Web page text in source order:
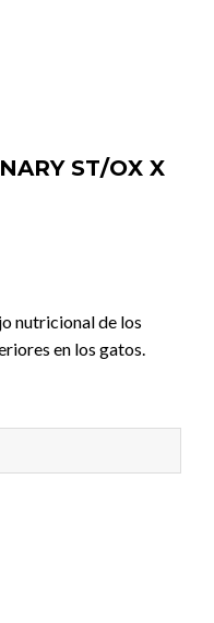
ST/OX X
nutricional de los
en los gatos.